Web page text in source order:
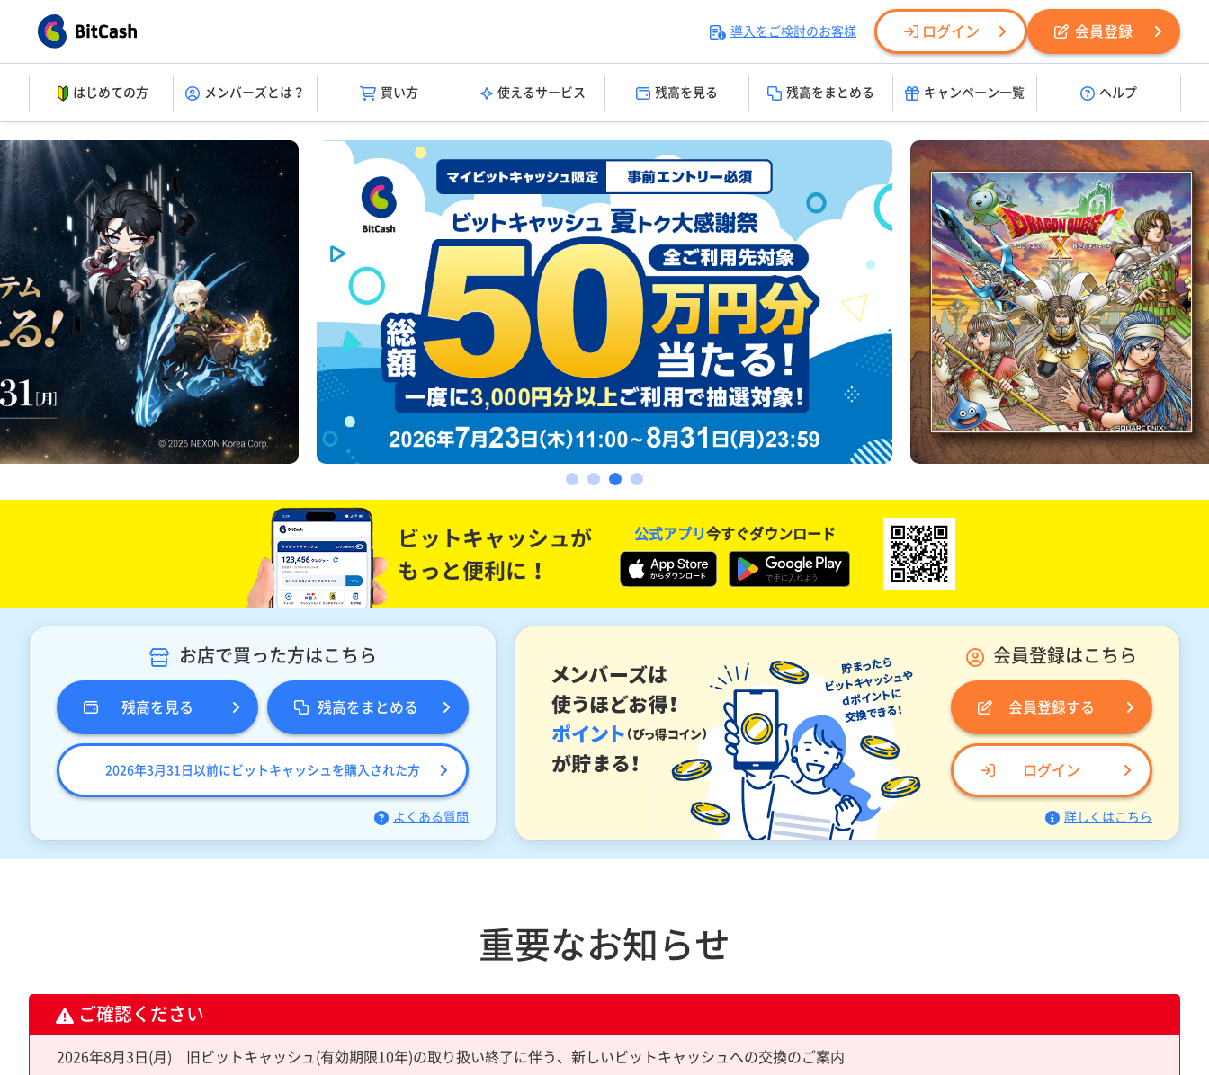
導入をご検討のお客様 ログイン 会員登録
はじめての方 メンバーズとは？ 買い方 使えるサービス 残高を見る 残高をまとめる キャンペーン一覧 ヘルプ
公式アプリ今すぐダウンロード
お店で買った方はこちら
残高を見る 残高をまとめる
2026年3月31日以前にビットキャッシュを購入された方
よくある質問
会員登録はこちら
会員登録する
ログイン
詳しくはこちら
重要なお知らせ
ご確認ください
2026年8月3日(月) 旧ビットキャッシュ(有効期限10年)の取り扱い終了に伴う、新しいビットキャッシュへの交換のご案内